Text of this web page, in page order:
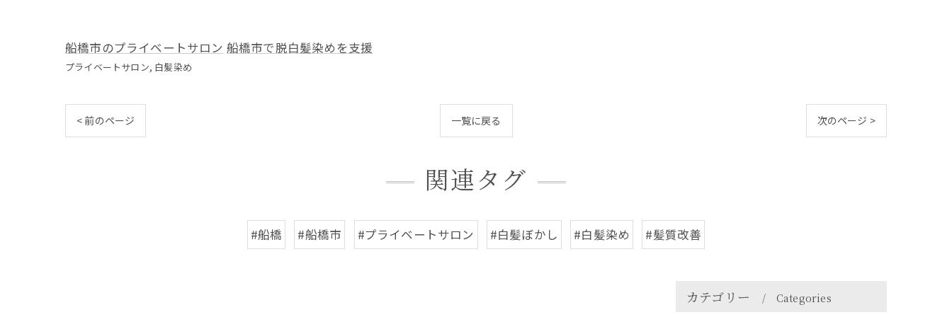
船橋市のプライベートサロン 船橋市で脱白髪染めを支援
プライベートサロン 白髪染め
< 前のページ 一覧に戻る 次のページ >
関連タグ
#船橋 #船橋市 #プライベートサロン #白髪ぼかし #白髪染め #髪質改善
カテゴリー Categories